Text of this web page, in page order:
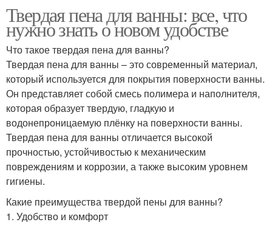
Твердая пена для ванны: все, что
нужно знать о новом удобстве
Что такое твердая пена для ванны?
Твердая пена для ванны – это современный материал,
который используется для покрытия поверхности ванны.
Он представляет собой смесь полимера и наполнителя,
которая образует твердую, гладкую и
водонепроницаемую плёнку на поверхности ванны.
Твердая пена для ванны отличается высокой
прочностью, устойчивостью к механическим
повреждениям и коррозии, а также высоким уровнем
гигиены.
Какие преимущества твердой пены для ванны?
1. Удобство и комфорт